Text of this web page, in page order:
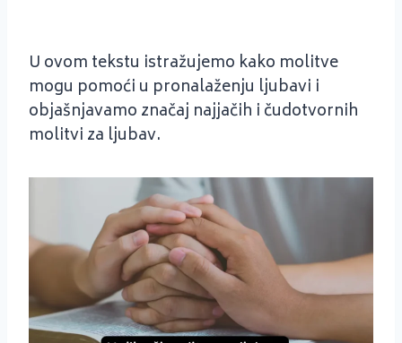
U ovom tekstu istražujemo kako molitve
mogu pomoći u pronalaženju ljubavi i
objašnjavamo značaj najjačih i čudotvornih
molitvi za ljubav.